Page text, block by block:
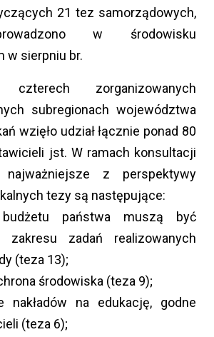
21 tez samorządowych,
w środowisku
w sierpniu br.
zorganizowanych
subregionach województwa
wzięło udział łącznie ponad 80
jst. W ramach konsultacji
z perspektywy
tezy są następujące:
państwa muszą być
zakresu zadań realizowanych
(teza 13);
środowiska (teza 9);
nakładów na edukację, godne
(teza 6);